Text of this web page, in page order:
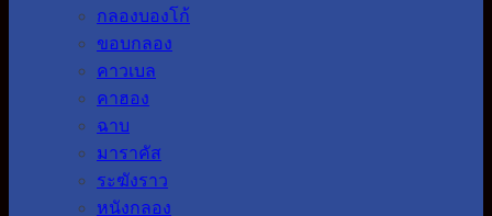
กลองบองโก้
ขอบกลอง
คาวเบล
คาฮอง
ฉาบ
มาราคัส
ระฆังราว
หนังกลอง